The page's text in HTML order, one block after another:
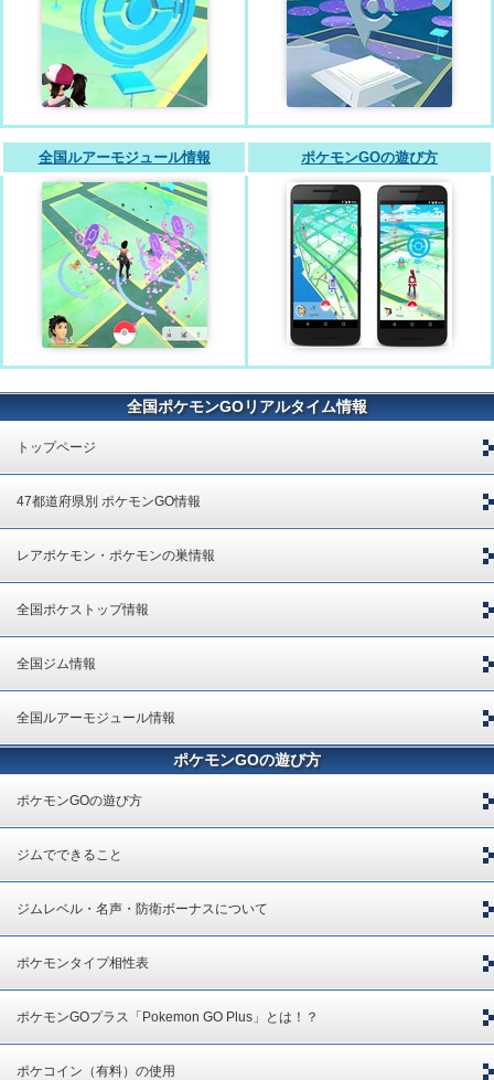
全国ルアーモジュール情報 ポケモンGOの遊び方
全国ポケモンGOリアルタイム情報
トップページ
47都道府県別 ポケモンGO情報
レアポケモン・ポケモンの巣情報
全国ポケストップ情報
全国ジム情報
全国ルアーモジュール情報
ポケモンGOの遊び方
ポケモンGOの遊び方
ジムでできること
ジムレベル・名声・防衛ボーナスについて
ポケモンタイプ相性表
ポケモンGOプラス「Pokemon GO Plus」とは！？
ポケコイン（有料）の使用